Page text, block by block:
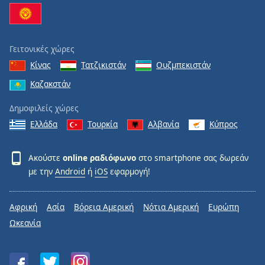
Γειτονικές χώρες
Κίνας
Τατζικιστάν
Ουζμπεκιστάν
Καζακστάν
Δημοφιλείς χώρες
Ελλάδα
Τουρκία Αλβανία Κύπρος
Ακούστε online ραδιόφωνο στο smartphone σας δωρεάν
με την Android ή iOS εφαρμογή!
Αφρική Ασία Βόρεια Αμερική Νότια Αμερική
Ευρώπη
Ωκεανία